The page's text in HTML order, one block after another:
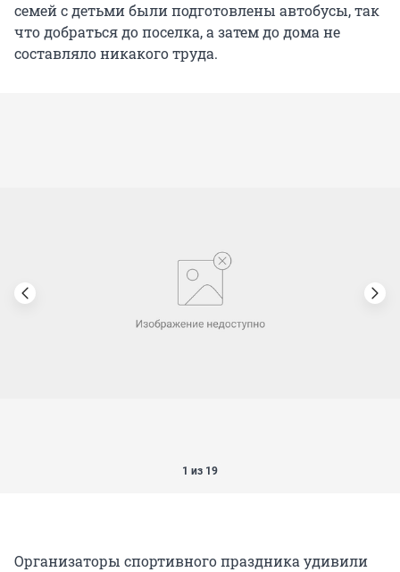
семей с детьми были подготовлены автобусы, так
что добраться до поселка, а затем до дома не
составляло никакого труда.
1 из 19
Организаторы спортивного праздника удивили